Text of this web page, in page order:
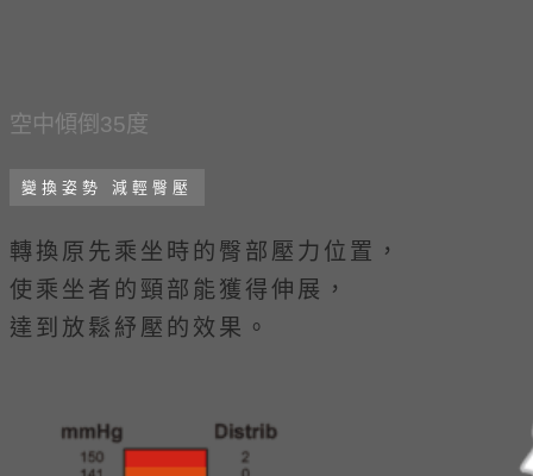
空中傾倒35度
變換姿勢 減輕臀壓
轉換原先乘坐時的臀部壓力位置，
使乘坐者的頸部能獲得伸展，
達到放鬆紓壓的效果。